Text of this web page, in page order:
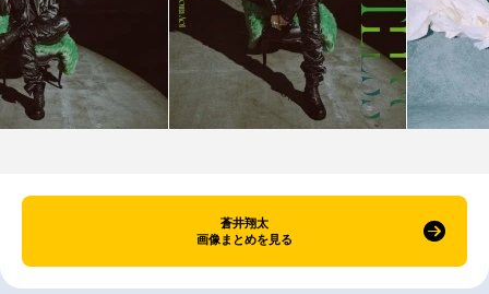
蒼井翔太
画像まとめを見る